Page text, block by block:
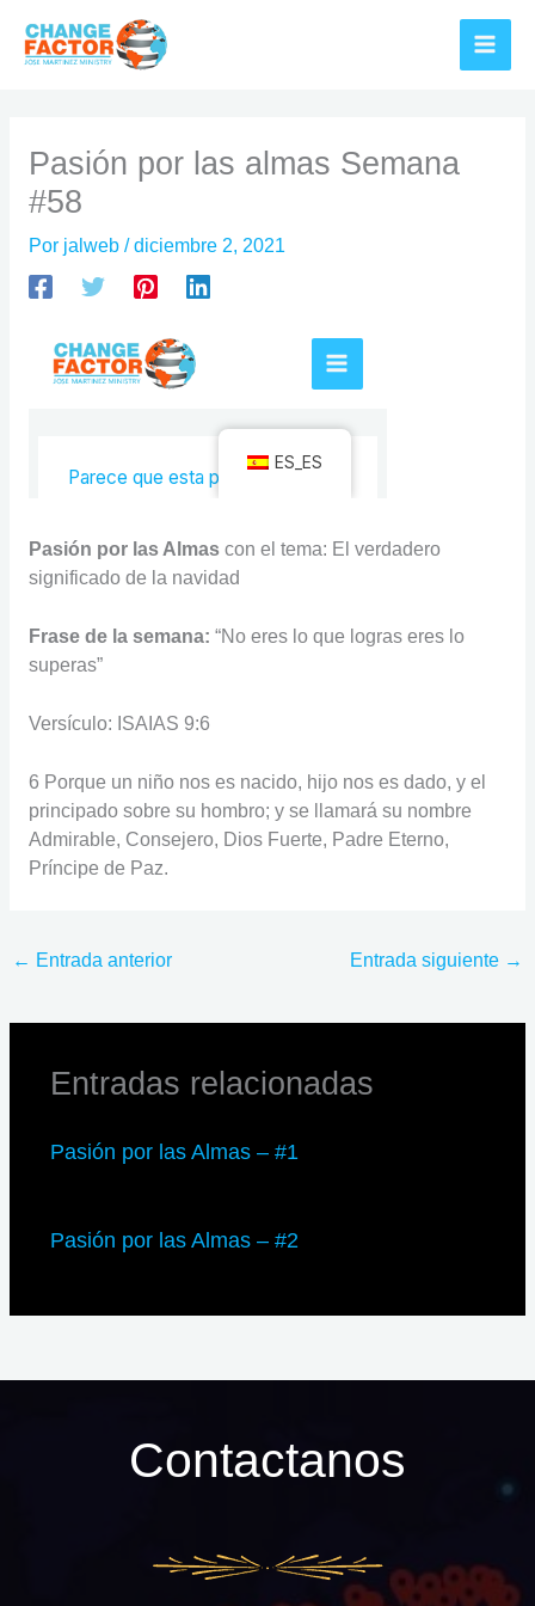
contenido
Pasión por las almas Semana
#58
Por jalweb /diciembre 2, 2021
Pasión por las Almascon el tema: El verdadero
significado de la navidad
Frase de la semana: “No eres lo que logras eres lo
superas”
Versículo: ISAIAS 9:6
6 Porque un niño nos es nacido, hijo nos es dado, y el
principado sobre su hombro; y se llamará su nombre
Admirable, Consejero, Dios Fuerte, Padre Eterno,
Príncipe de Paz.
← Entrada anterior Entrada siguiente →
Entradas relacionadas
Pasión por las Almas – #1
Pasión por las Almas – #2
Contactanos